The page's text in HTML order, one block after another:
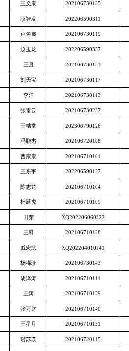
王文康 202106730135
耿智发 202206590311
卢名鑫 202106730119
赵玉龙 202206590337
王晨 202106730133
刘天宝 202106730117
李洋 202106730113
张雷云 202106730237
王桔堂 202306790126
冯鹏杰 202106720108
曹康康 202106710101
王东宇 202206590127
陈志龙 202106710104
杜延虎 202106710109
田荣 XQ202206060322
王科 202106710128
戚宏斌 XQ202204010141
杨稀珍 202106730143
胡泽涛 202106710111
王涛 202106710129
张万财 202106710140
王星月 202106710131
贺苏瑛 202106720115